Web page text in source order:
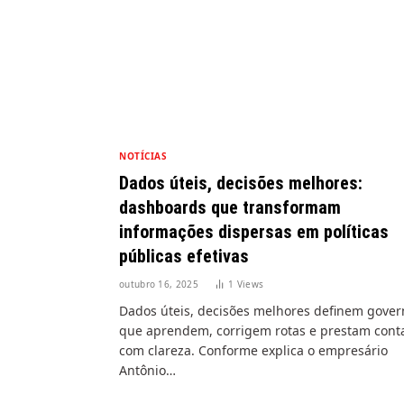
NOTÍCIAS
Dados úteis, decisões melhores:
dashboards que transformam
informações dispersas em políticas
públicas efetivas
outubro 16, 2025 1 Views
Dados úteis, decisões melhores definem
que aprendem, corrigem rotas e prestam
com clareza. Conforme explica o empresário
Antônio…